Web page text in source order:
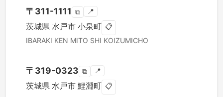
〒 311-1111 ⧉ 📍
茨城県 水戸市 小泉町 📋
IBARAKI KEN MITO SHI KOIZUMICHO
〒 319-0323 ⧉ 📍
茨城県 水戸市 鯉淵町 📋